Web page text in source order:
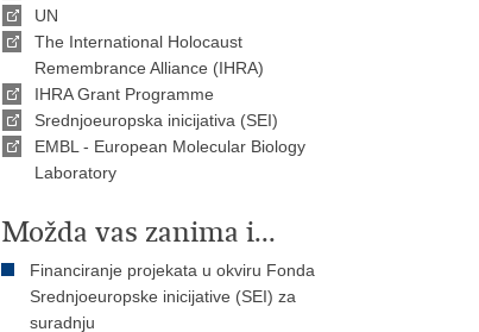
UN
The International Holocaust
Remembrance Alliance (IHRA)
IHRA Grant Programme
Srednjoeuropska inicijativa (SEI)
EMBL - European Molecular Biology
Laboratory
Možda vas zanima i...
Financiranje projekata u okviru Fonda
Srednjoeuropske inicijative (SEI) za
suradnju